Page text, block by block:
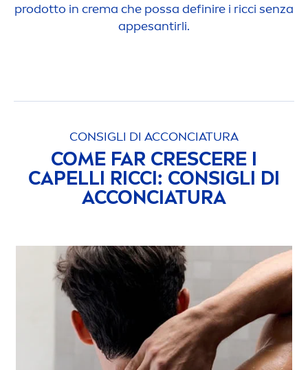
prodotto in crema che possa definire i ricci senza
appesantirli.
CONSIGLI DI ACCONCIATURA
COME FAR CRESCERE I
CAPELLI RICCI: CONSIGLI DI
ACCONCIATURA